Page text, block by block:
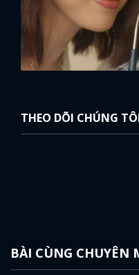
THEO DÕI CHÚNG
BÀI CÙNG CHUYÊN